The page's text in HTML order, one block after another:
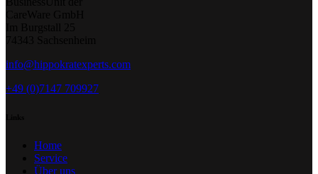
info@hippokratexperts.com
+49 (0)7147 709927
Home
Service
Über uns